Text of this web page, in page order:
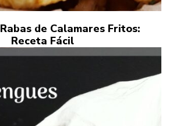
de Calamares Fritos:
Receta Fácil